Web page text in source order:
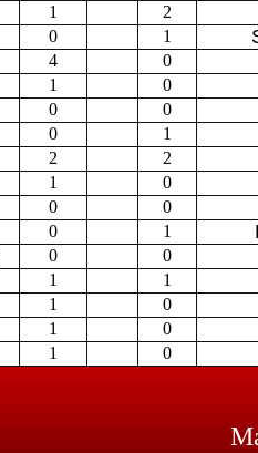
1 2
0 1
4 0
1 0
0 0
0 1
2 2
1 0
0 0
0 1
0 0
1 1
1 0
1 0
1 0